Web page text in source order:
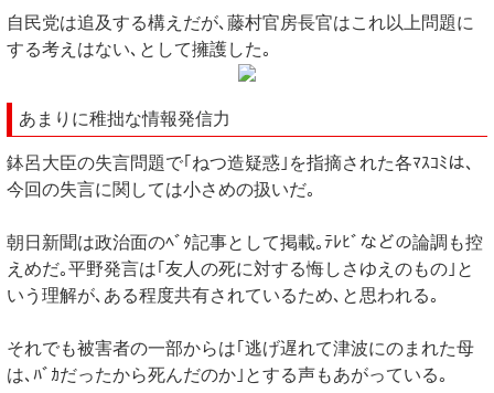
自民党は追及する構えだが､藤村官房長官はこれ以上問題に
する考えはない､として擁護した｡
あまりに稚拙な情報発信力
鉢呂大臣の失言問題で｢ねつ造疑惑｣を指摘された各ﾏｽｺﾐは､
今回の失言に関しては小さめの扱いだ｡
朝日新聞は政治面のﾍﾞﾀ記事として掲載｡ﾃﾚﾋﾞなどの論調も控
えめだ｡平野発言は｢友人の死に対する悔しさゆえのもの｣と
いう理解が､ある程度共有されているため､と思われる｡
それでも被害者の一部からは｢逃げ遅れて津波にのまれた母
は､ﾊﾞｶだったから死んだのか｣とする声もあがっている｡